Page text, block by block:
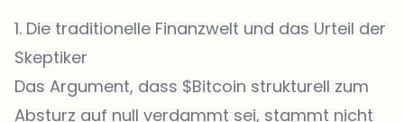
1. Die traditionelle Finanzwelt und das Urteil der
Skeptiker
Das Argument, dass $Bitcoin strukturell zum
Absturz auf null verdammt sei, stammt nicht